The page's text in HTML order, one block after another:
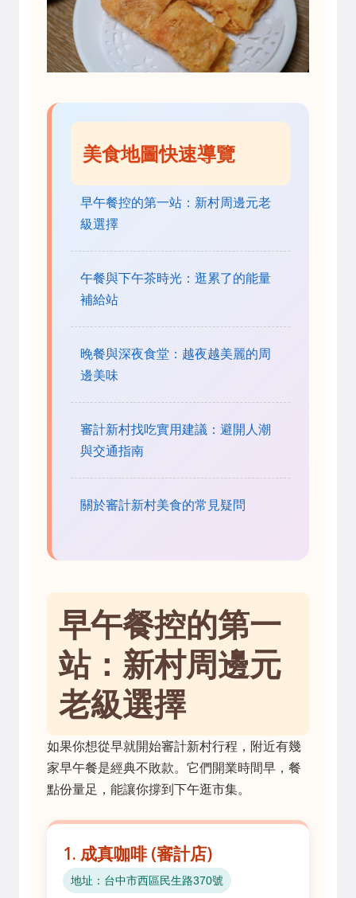
美食地圖快速導覽
早午餐控的第一站：新村周邊元老
級選擇
午餐與下午茶時光：逛累了的能量
補給站
晚餐與深夜食堂：越夜越美麗的周
邊美味
審計新村找吃實用建議：避開人潮
與交通指南
關於審計新村美食的常見疑問
早午餐控的第一
站：新村周邊元
老級選擇
如果你想從早就開始審計新村行程，附近有幾
家早午餐是經典不敗款。它們開業時間早，餐
點份量足，能讓你撐到下午逛市集。
1. 成真咖啡 (審計店)
地址：台中市西區民生路370號